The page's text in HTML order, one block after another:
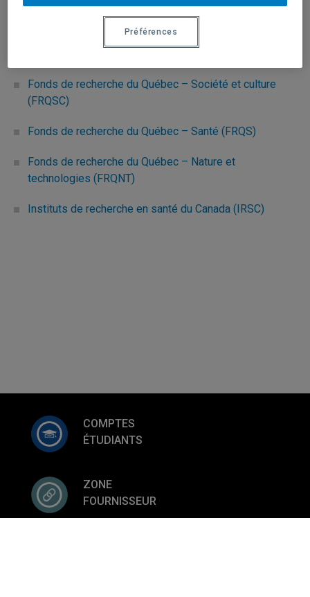
COMPTES
ÉTUDIANTS
ZONE
FOURNISSEUR
Conseil de recherches en sciences humaines (CRSH)
Fonds de recherche du Québec – Société et culture
(FRQSC)
Fonds de recherche du Québec – Santé (FRQS)
Fonds de recherche du Québec – Nature et
technologies (FRQNT)
Instituts de recherche en santé du Canada (IRSC)
Préférences